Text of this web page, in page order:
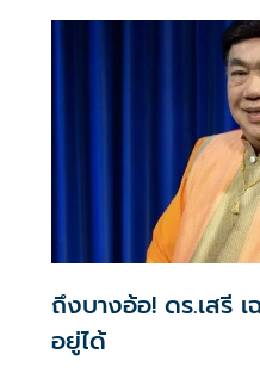
พูดตรงกับข่าวที่เคยรู้มา ย้ำว่า
ถึงบางอ้อ! ดร.เสรี
อยู่ได้